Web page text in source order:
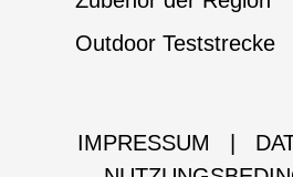
Outdoor Teststrecke
IMPRESSUM